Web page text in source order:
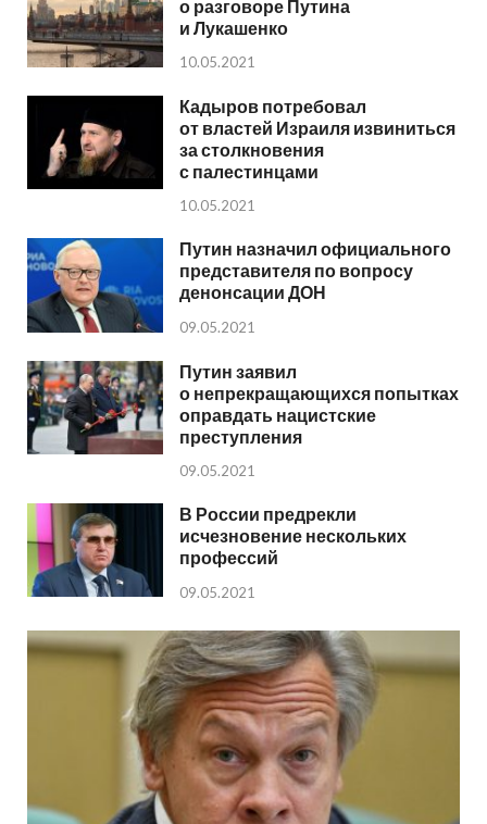
о разговоре Путина
и Лукашенко
10.05.2021
Кадыров потребовал
от властей Израиля извиниться
за столкновения
с палестинцами
10.05.2021
Путин назначил официального
представителя по вопросу
денонсации ДОН
09.05.2021
Путин заявил
о непрекращающихся попытках
оправдать нацистские
преступления
09.05.2021
В России предрекли
исчезновение нескольких
профессий
09.05.2021